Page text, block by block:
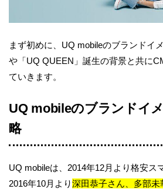
まず初めに、UQ mobileのブランドイ
や「UQ QUEEN」誕生の背景と共に
ていきます。
UQ mobileのブランドイ
略
UQ mobileは、2014年12月より格安ス
2016年10月より深田恭子さん、多部未